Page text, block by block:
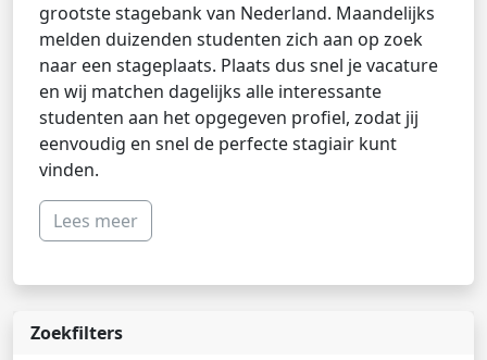
grootste stagebank van Nederland. Maandelijks
melden duizenden studenten zich aan op zoek
naar een stageplaats. Plaats dus snel je vacature
en wij matchen dagelijks alle interessante
studenten aan het opgegeven profiel, zodat jij
eenvoudig en snel de perfecte stagiair kunt
vinden.
Lees meer
Zoekfilters